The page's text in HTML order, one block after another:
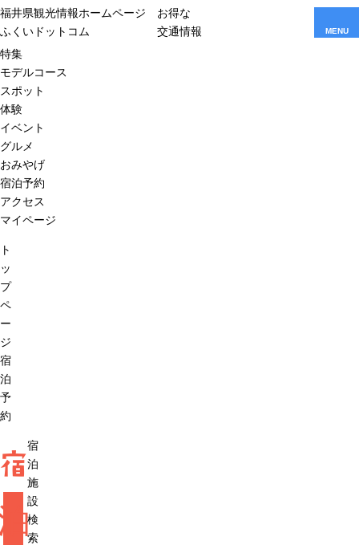
福井県観光情報ホームページ
ふくいドットコム
お得な
交通情報
MENU
特集
モデルコース
スポット
体験
イベント
グルメ
おみやげ
宿泊予約
アクセス
マイページ
ト
ッ
プ
ペ
ー
ジ
宿
泊
予
約
宿
泊
施
設
検
索